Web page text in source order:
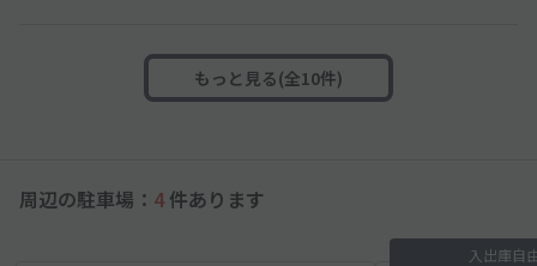
もっと見る(全10件)
周辺の駐車場： 4 件あります
入出庫自